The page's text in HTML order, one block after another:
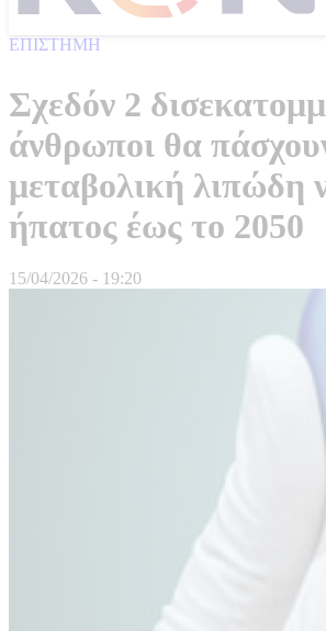
ΕΠΙΣΤΗΜΗ
Σχεδόν 2
άνθρωποι θα
μεταβολική λιπώδη
ήπατος έως το 2050
15/04/2026 - 19:20